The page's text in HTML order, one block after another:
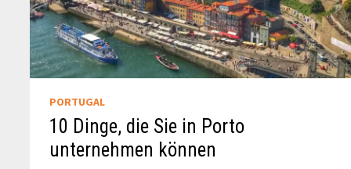
PORTUGAL
10 Dinge, die Sie in Porto
unternehmen können